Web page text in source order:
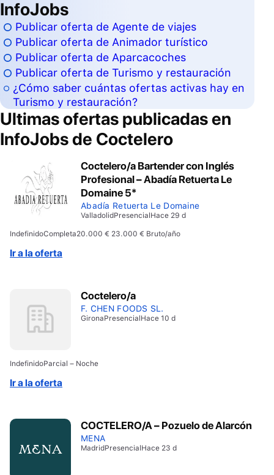
InfoJobs
Publicar oferta de Agente de viajes
Publicar oferta de Animador turístico
Publicar oferta de Aparcacoches
Publicar oferta de Turismo y restauración
¿Cómo saber cuántas ofertas activas hay en
Turismo y restauración?
Ultimas ofertas publicadas en
InfoJobs de Coctelero
Coctelero/a Bartender con Inglés
Profesional – Abadía Retuerta Le
Domaine 5*
Abadía Retuerta Le Domaine
ValladolidPresencialHace 29 d
IndefinidoCompleta20.000 € 23.000 € Bruto/año
Ir a la oferta
Coctelero/a
F. CHEN FOODS SL.
GironaPresencialHace 10 d
IndefinidoParcial – Noche
Ir a la oferta
COCTELERO/A – Pozuelo de Alarcón
MENA
MadridPresencialHace 23 d